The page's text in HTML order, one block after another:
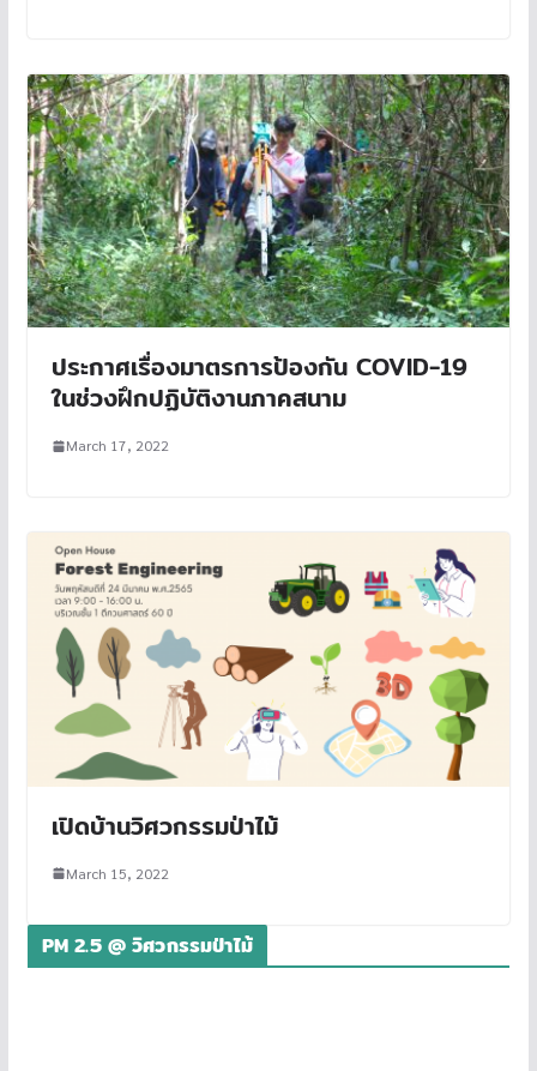
ประกาศเรื่องมาตรการป้องกัน COVID-19
ในช่วงฝึกปฏิบัติงานภาคสนาม
March 17, 2022
เปิดบ้านวิศวกรรมป่าไม้
March 15, 2022
PM 2.5 @ วิศวกรรมป่าไม้